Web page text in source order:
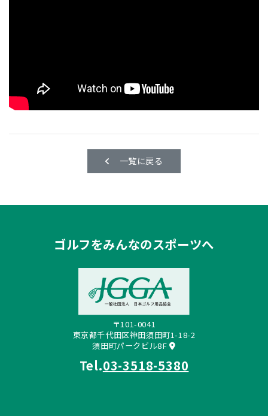
一覧に戻る
ゴルフをみんなのスポーツへ
〒101-0041
東京都千代田区神田須田町1-18-2
須田町パークビル8F
Tel.03-3518-5380